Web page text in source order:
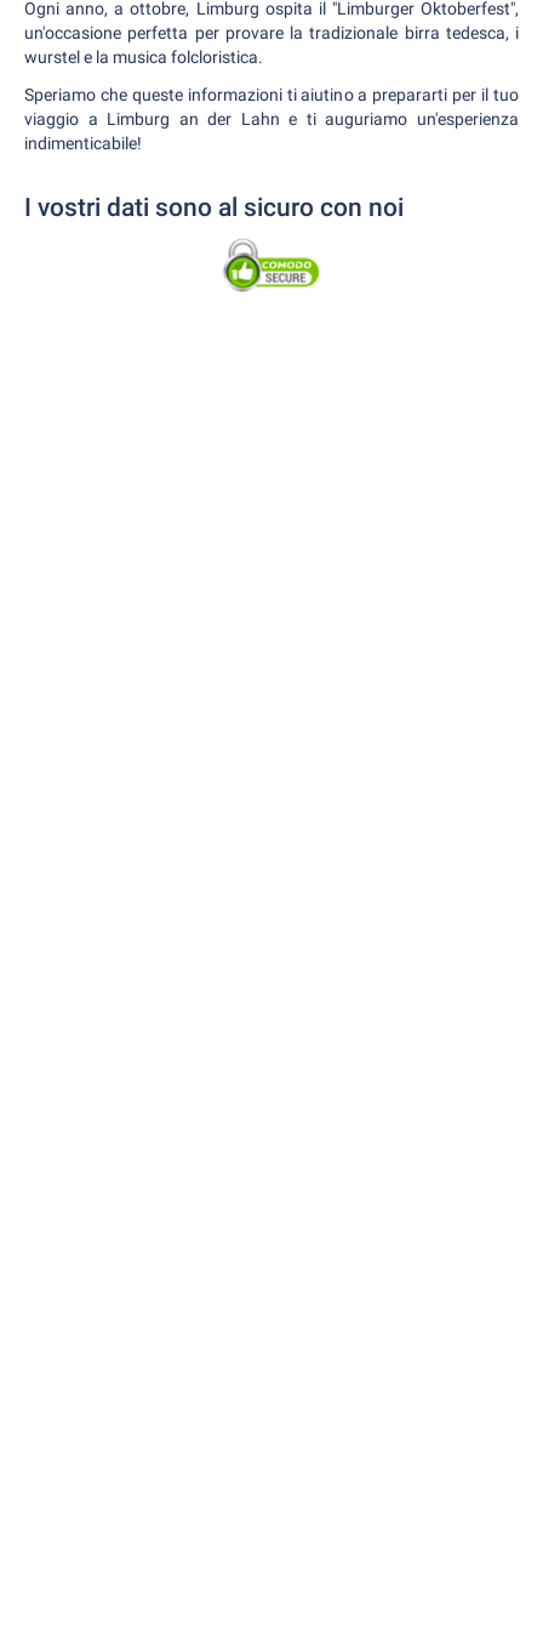
Ogni anno, a ottobre, Limburg ospita il "Limburger Oktoberfest",
un'occasione perfetta per provare la tradizionale birra tedesca, i
wurstel e la musica folcloristica.
Speriamo che queste informazioni ti aiutino a prepararti per il tuo
viaggio a Limburg an der Lahn e ti auguriamo un'esperienza
indimenticabile!
I vostri dati sono al sicuro con noi